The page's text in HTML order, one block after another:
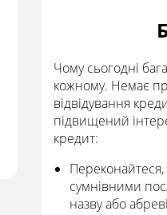
Чому сьогодні
кожному. Немає
відвідування
підвищений
кредит:
сумнівними
назву або